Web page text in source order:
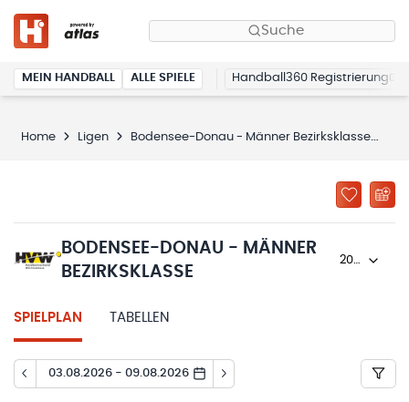
Suche
MEIN HANDBALL ALLE SPIELE Handball360 Registrierung
Home Ligen Bodensee-Donau - Männer Bezirksklasse
BODENSEE-DONAU - MÄNNER
BEZIRKSKLASSE
SPIELPLAN TABELLEN
03.08.2026 - 09.08.2026